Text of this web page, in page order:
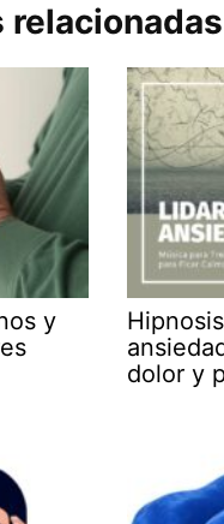
relacionadas
y
dolor y